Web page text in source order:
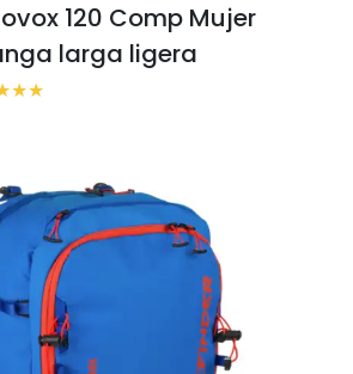
120 Comp Mujer
larga ligera